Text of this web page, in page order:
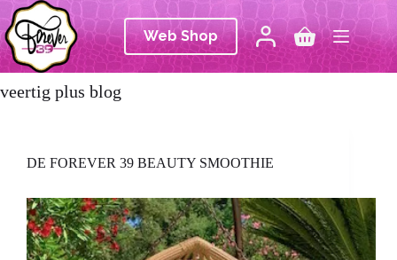
Ga
naar
de
inhoud
Web Shop Winkelwagen
veertig plus blog
DE FOREVER 39 BEAUTY SMOOTHIE